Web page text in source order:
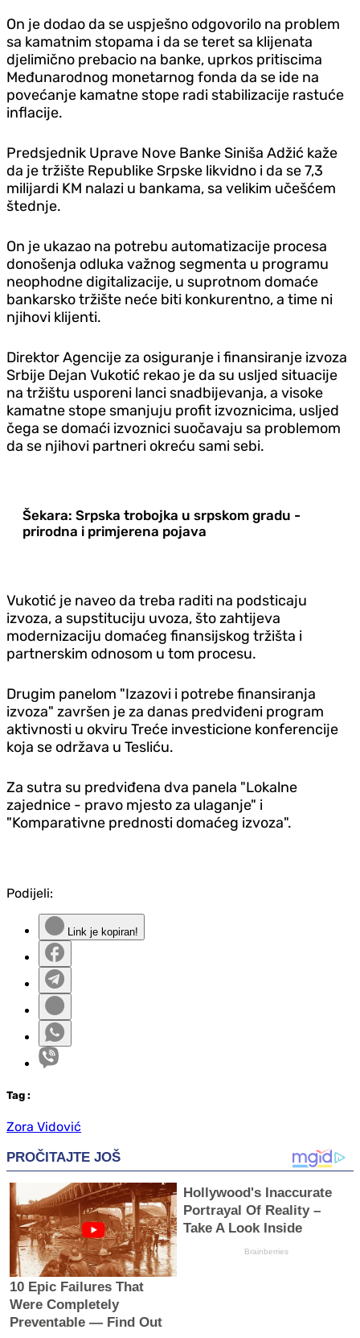
On je dodao da se uspješno odgovorilo na problem
sa kamatnim stopama i da se teret sa klijenata
d‌jelimično prebacio na banke, uprkos pritiscima
Međunarodnog monetarnog fonda da se ide na
povećanje kamatne stope radi stabilizacije rastuće
inflacije.
Predsjednik Uprave Nove Banke Siniša Adžić kaže
da je tržište Republike Srpske likvidno i da se 7,3
milijardi KM nalazi u bankama, sa velikim učešćem
štednje.
On je ukazao na potrebu automatizacije procesa
donošenja odluka važnog segmenta u programu
neophodne digitalizacije, u suprotnom domaće
bankarsko tržište neće biti konkurentno, a time ni
njihovi klijenti.
Direktor Agencije za osiguranje i finansiranje izvoza
Srbije Dejan Vukotić rekao je da su usljed situacije
na tržištu usporeni lanci snadbijevanja, a visoke
kamatne stope smanjuju profit izvoznicima, usljed
čega se domaći izvoznici suočavaju sa problemom
da se njihovi partneri okreću sami sebi.
Šekara: Srpska trobojka u srpskom gradu -
prirodna i primjerena pojava
Vukotić je naveo da treba raditi na podsticaju
izvoza, a supstituciju uvoza, što zahtijeva
modernizaciju domaćeg finansijskog tržišta i
partnerskim odnosom u tom procesu.
Drugim panelom "Izazovi i potrebe finansiranja
izvoza" završen je za danas predviđeni program
aktivnosti u okviru Treće investicione konferencije
koja se održava u Tesliću.
Za sutra su predviđena dva panela "Lokalne
zajednice - pravo mjesto za ulaganje" i
"Komparativne prednosti domaćeg izvoza".
Podijeli:
Link je kopiran!
Tag :
Zora Vidović